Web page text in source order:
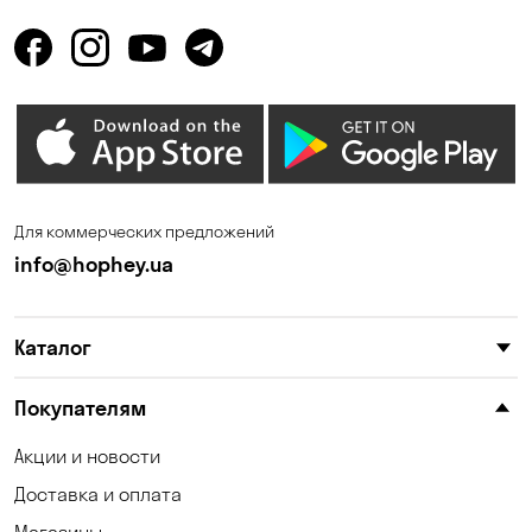
Горишние Плавни
Елизаветовка Зазимье
Калиновка
Киев
Княжичи
Котовка
Для коммерческих предложений
info@hophey.ua
Каталог
Покупателям
Акции и новости
Доставка и оплата